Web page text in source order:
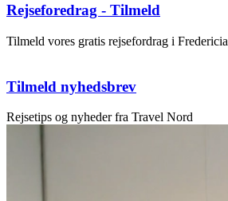
Rejseforedrag - Tilmeld
Tilmeld vores gratis rejsefordrag i Fredericia
Tilmeld nyhedsbrev
Rejsetips og nyheder fra Travel Nord